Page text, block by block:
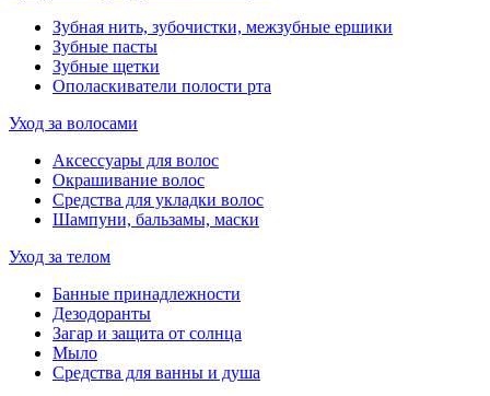
Зубная нить, зубочистки, межзубные ершики
Зубные пасты
Зубные щетки
Ополаскиватели полости рта
Уход за волосами
Аксессуары для волос
Окрашивание волос
Средства для укладки волос
Шампуни, бальзамы, маски
Уход за телом
Банные принадлежности
Дезодоранты
Загар и защита от солнца
Мыло
Средства для ванны и душа